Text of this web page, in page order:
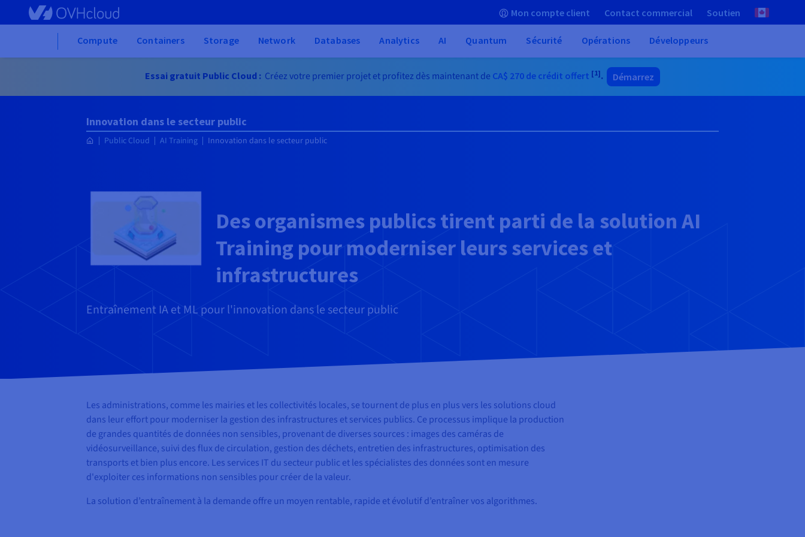
Skip to main content Mon compte client Contact commercial Soutien
Compute Containers Storage Network Databases Analytics AI Quantum Sécurité Opérations Développeurs
Essai gratuit Public Cloud : Créez votre premier projet et profitez dès maintenant de CA$ 270 de crédit offert [1]. Démarrez
Innovation dans le secteur public
Public Cloud AI Training Innovation dans le secteur public
Des organismes publics tirent parti de la solution AI
Training pour moderniser leurs services et
infrastructures
Entraînement IA et ML pour l'innovation dans le secteur public
Les administrations, comme les mairies et les collectivités locales, se tournent de plus en plus vers les solutions cloud
dans leur effort pour moderniser la gestion des infrastructures et services publics. Ce processus implique la production
de grandes quantités de données non sensibles, provenant de diverses sources : images des caméras de
vidéosurveillance, suivi des flux de circulation, gestion des déchets, entretien des infrastructures, optimisation des
transports et bien plus encore. Les services IT du secteur public et les spécialistes des données sont en mesure
d'exploiter ces informations non sensibles pour créer de la valeur.
La solution d’entraînement à la demande offre un moyen rentable, rapide et évolutif d’entraîner vos algorithmes.